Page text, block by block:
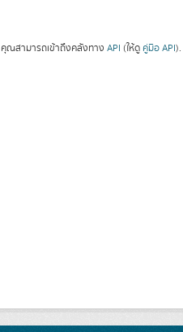
คุณสามารถเข้าถึงคลังทาง API (ให้ดู คู่มือ API).